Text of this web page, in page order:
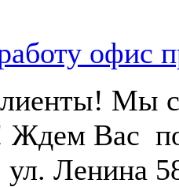
офис
Мы
Ждем Вас
ул. Ленина